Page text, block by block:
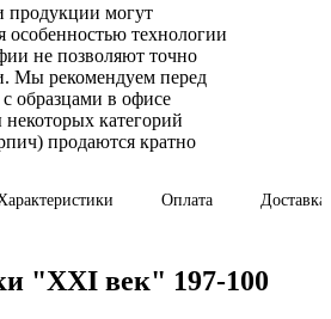
продукции могут
особенностью технологии
не позволяют точно
Мы рекомендуем перед
образцами в офисе
категорий
продаются кратно
Оплата Доставка
"XXI век" 197-100